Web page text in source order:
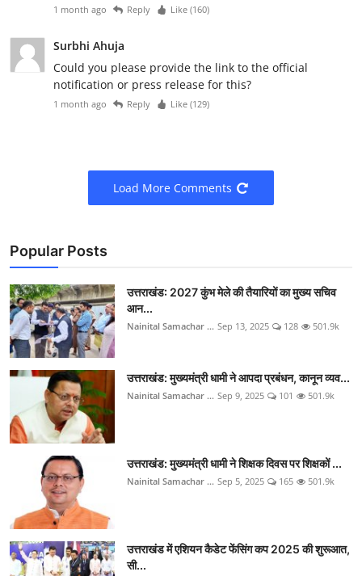
1 month ago Reply Like (160)
Surbhi Ahuja
Could you please provide the link to the official
notification or press release for this?
1 month ago Reply Like (129)
Load More Comments
Popular Posts
उत्तराखंड: 2027 कुंभ मेले की तैयारियों का मुख्य सचिव
आन...
Nainital Samachar ... Sep 13, 2025 128 501.9k
उत्तराखंड: मुख्यमंत्री धामी ने आपदा प्रबंधन, कानून व्यव...
Nainital Samachar ... Sep 9, 2025 101 501.9k
उत्तराखंड: मुख्यमंत्री धामी ने शिक्षक दिवस पर शिक्षकों ...
Nainital Samachar ... Sep 5, 2025 165 501.9k
उत्तराखंड में एशियन कैडेट फेंसिंग कप 2025 की शुरूआत,
सी...